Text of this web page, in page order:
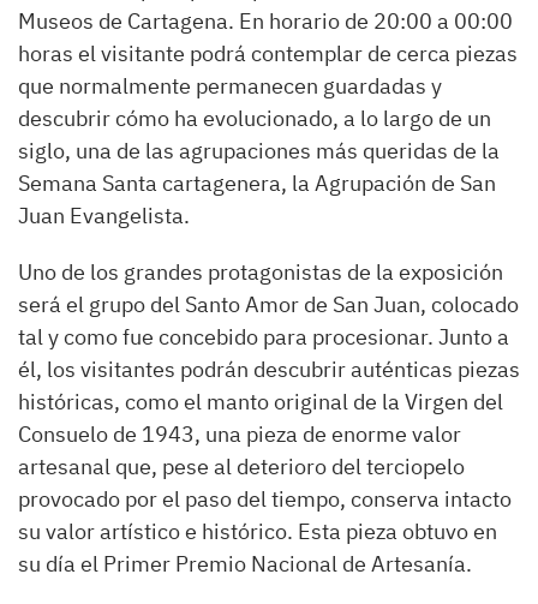
Museos de Cartagena. En horario de 20:00 a 00:00
horas el visitante podrá contemplar de cerca piezas
que normalmente permanecen guardadas y
descubrir cómo ha evolucionado, a lo largo de un
siglo, una de las agrupaciones más queridas de la
Semana Santa cartagenera, la Agrupación de San
Juan Evangelista.
Uno de los grandes protagonistas de la exposición
será el grupo del Santo Amor de San Juan, colocado
tal y como fue concebido para procesionar. Junto a
él, los visitantes podrán descubrir auténticas piezas
históricas, como el manto original de la Virgen del
Consuelo de 1943, una pieza de enorme valor
artesanal que, pese al deterioro del terciopelo
provocado por el paso del tiempo, conserva intacto
su valor artístico e histórico. Esta pieza obtuvo en
su día el Primer Premio Nacional de Artesanía.